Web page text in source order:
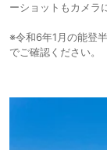
ーショットもカメラ
※令和6年1月の能登
でご確認ください。